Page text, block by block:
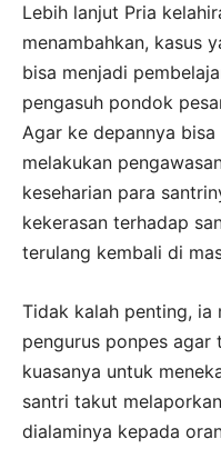
Lebih lanjut Pria
menambahkan, kasus
bisa menjadi
pengasuh pondok
Agar ke depannya
melakukan
keseharian para
kekerasan terhadap
terulang kembali di
Tidak kalah penting, ia
pengurus ponpes agar
kuasanya untuk
santri takut
dialaminya kepada